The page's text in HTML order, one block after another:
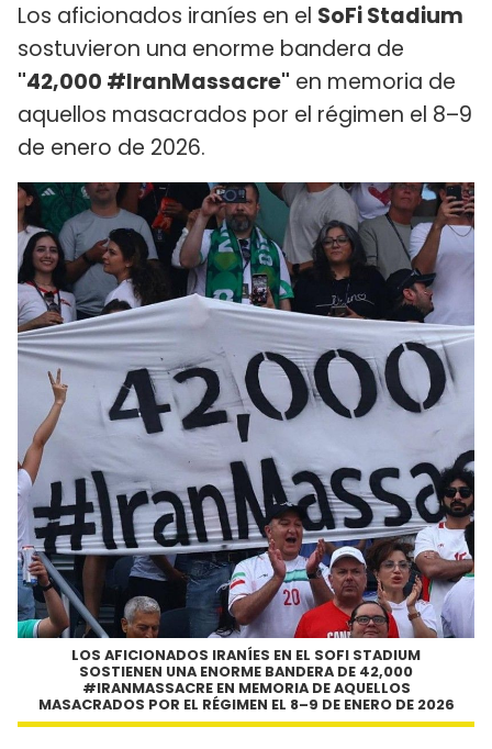
Los aficionados iraníes en el SoFi Stadium
sostuvieron una enorme bandera de
"42,000 #IranMassacre" en memoria de
aquellos masacrados por el régimen el 8–9
de enero de 2026.
LOS AFICIONADOS IRANÍES EN EL SOFI STADIUM
SOSTIENEN UNA ENORME BANDERA DE 42,000
#IRANMASSACRE EN MEMORIA DE AQUELLOS
MASACRADOS POR EL RÉGIMEN EL 8–9 DE ENERO DE 2026